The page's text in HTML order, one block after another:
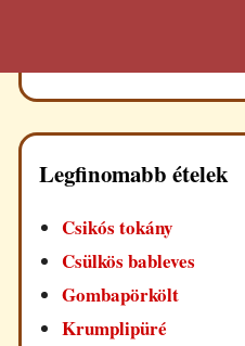
Legfinomabb ételek
Csikós tokány
Csülkös bableves
Gombapörkölt
Krumplipüré